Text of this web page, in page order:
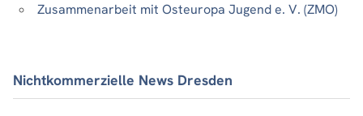
Zusammenarbeit mit Osteuropa Jugend e. V. (ZMO)
Nichtkommerzielle News Dresden